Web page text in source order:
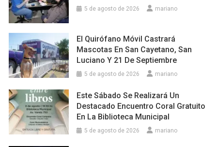
5 de agosto de 2026 mariano
El Quirófano Móvil Castrará
Mascotas En San Cayetano, San
Luciano Y 21 De Septiembre
5 de agosto de 2026 mariano
Este Sábado Se Realizará Un
Destacado Encuentro Coral Gratuito
En La Biblioteca Municipal
5 de agosto de 2026 mariano